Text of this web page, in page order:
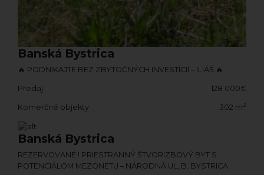
Banská Bystrica
🔥 PODNIKAJTE BEZ ZBYTOČNÝCH INVESTÍCIÍ – ILIÁŠ 🔥
Predaj 128 000€
Komerčné objekty 302 m2
Banská Bystrica
REZERVOVANÉ ! PRIESTRANNÝ ŠTVORIZBOVÝ BYT S
POTENCIÁLOM MEZONETU – NÁRODNÁ UL, B. BYSTRICA